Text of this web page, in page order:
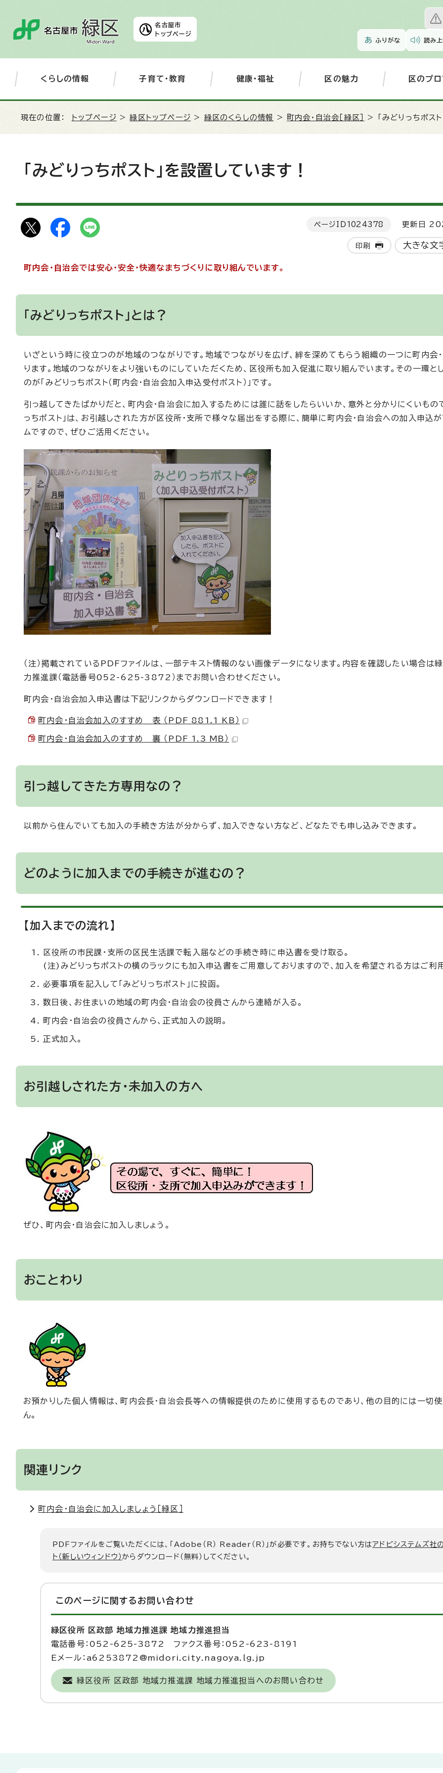
名古屋市
トップページ
ふりがな 読み
くらしの情報 子育て・教育 健康・福祉 区の魅力 区のプ
現在の位置： トップページ >緑区トップページ > 緑区のくらしの情報 > 町内会・自治会［緑区］ > 「みどりっちポス
「みどりっちポスト」を設置しています！
ページID 1024378 更新日
印刷 大きな文
町内会・自治会では安心・安全・快適なまちづくりに取り組んでいます。
「みどりっちポスト」とは？
いざという時に役立つのが地域のつながりです。地域でつながりを広げ、絆を深めてもらう組織の一つに町内会
ります。地域のつながりをより強いものにしていただくため、区役所も加入促進に取り組んでいます。その一環と
のが「みどりっちポスト（町内会・自治会加入申込受付ポスト）」です。
引っ越してきたばかりだと、町内会・自治会に加入するためには誰に話をしたらいいか、意外と分かりにくいもので
っちポスト」は、お引越しされた方が区役所・支所で様々な届出をする際に、簡単に町内会・自治会への加入申込
ムですので、ぜひご活用ください。
（注）掲載されているPDFファイルは、一部テキスト情報のない画像データになります。内容を確認したい場合は
力推進課（電話番号052-625-3872）までお問い合わせください。
町内会・自治会加入申込書は下記リンクからダウンロードできます！
町内会・自治会加入のすすめ 表 （PDF 881.1 KB）
町内会・自治会加入のすすめ 裏 （PDF 1.3 MB）
引っ越してきた方専用なの？
以前から住んでいても加入の手続き方法が分からず、加入できない方など、どなたでも申し込みできます。
どのように加入までの手続きが進むの？
【加入までの流れ】
区役所の市民課・支所の区民生活課で転入届などの手続き時に申込書を受け取る。
(注)みどりっちポストの横のラックにも加入申込書をご用意しておりますので、加入を希望される方はご利
必要事項を記入して「みどりっちポスト」に投函。
数日後、お住まいの地域の町内会・自治会の役員さんから連絡が入る。
町内会・自治会の役員さんから、正式加入の説明。
正式加入。
お引越しされた方・未加入の方へ
ぜひ、町内会・自治会に加入しましょう。
おことわり
お預かりした個人情報は、町内会長・自治会長等への情報提供のために使用するものであり、他の目的には一切
ん。
関連リンク
町内会・自治会に加入しましょう［緑区］
PDFファイルをご覧いただくには、「Adobe（R） Reader（R）」が必要です。お持ちでない方はアドビシステムズ社
ト（新しいウィンドウ）からダウンロード（無料）してください。
このページに関する お問い合わせ
緑区役所 区政部 地域力推進課 地域力推進担当
電話番号：052-625-3872 ファクス番号：052-623-8191
Eメール：a6253872@midori.city.nagoya.lg.jp
緑区役所 区政部 地域力推進課 地域力推進担当へのお問い合わせ